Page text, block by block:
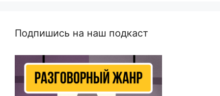
Подпишись на наш подкаст